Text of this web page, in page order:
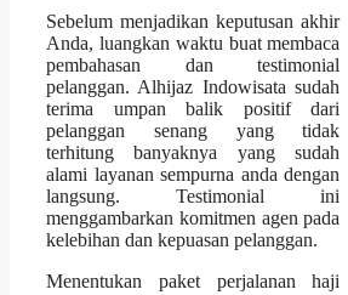
Sebelum menjadikan keputusan akhir
Anda, luangkan waktu buat membaca
pembahasan dan testimonial
pelanggan. Alhijaz Indowisata sudah
terima umpan balik positif dari
pelanggan senang yang tidak
terhitung banyaknya yang sudah
alami layanan sempurna anda dengan
langsung. Testimonial ini
menggambarkan komitmen agen pada
kelebihan dan kepuasan pelanggan.
Menentukan paket perjalanan haji